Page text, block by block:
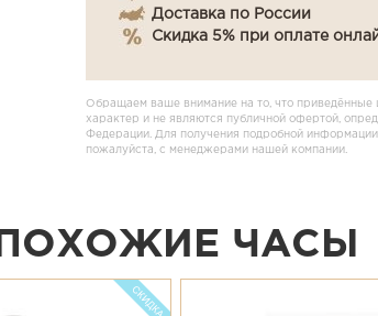
Доставка по России
Скидка 5% при оплате
Обращаем ваше внимание на то, что приведённые
характер и не являются публичной офертой,
Федерации. Для получения подробной информации
пожалуйста, с менеджерами нашей компании.
ПОХОЖИЕ ЧАСЫ